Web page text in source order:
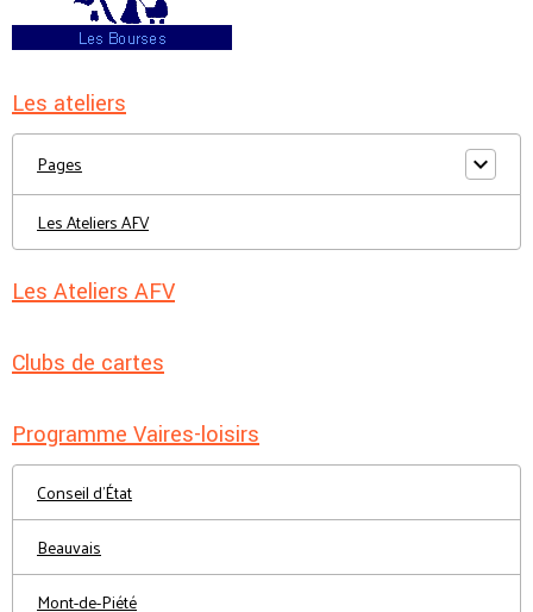
Les ateliers
Pages
Les Ateliers AFV
Les Ateliers AFV
Clubs de cartes
Programme Vaires-loisirs
Conseil d'État
Beauvais
Mont-de-Piété